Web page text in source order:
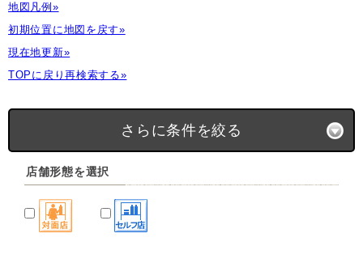
地図凡例»
初期位置に地図を戻す»
現在地更新»
TOPに戻り再検索する»
さらに条件を絞る
店舗形態を選択